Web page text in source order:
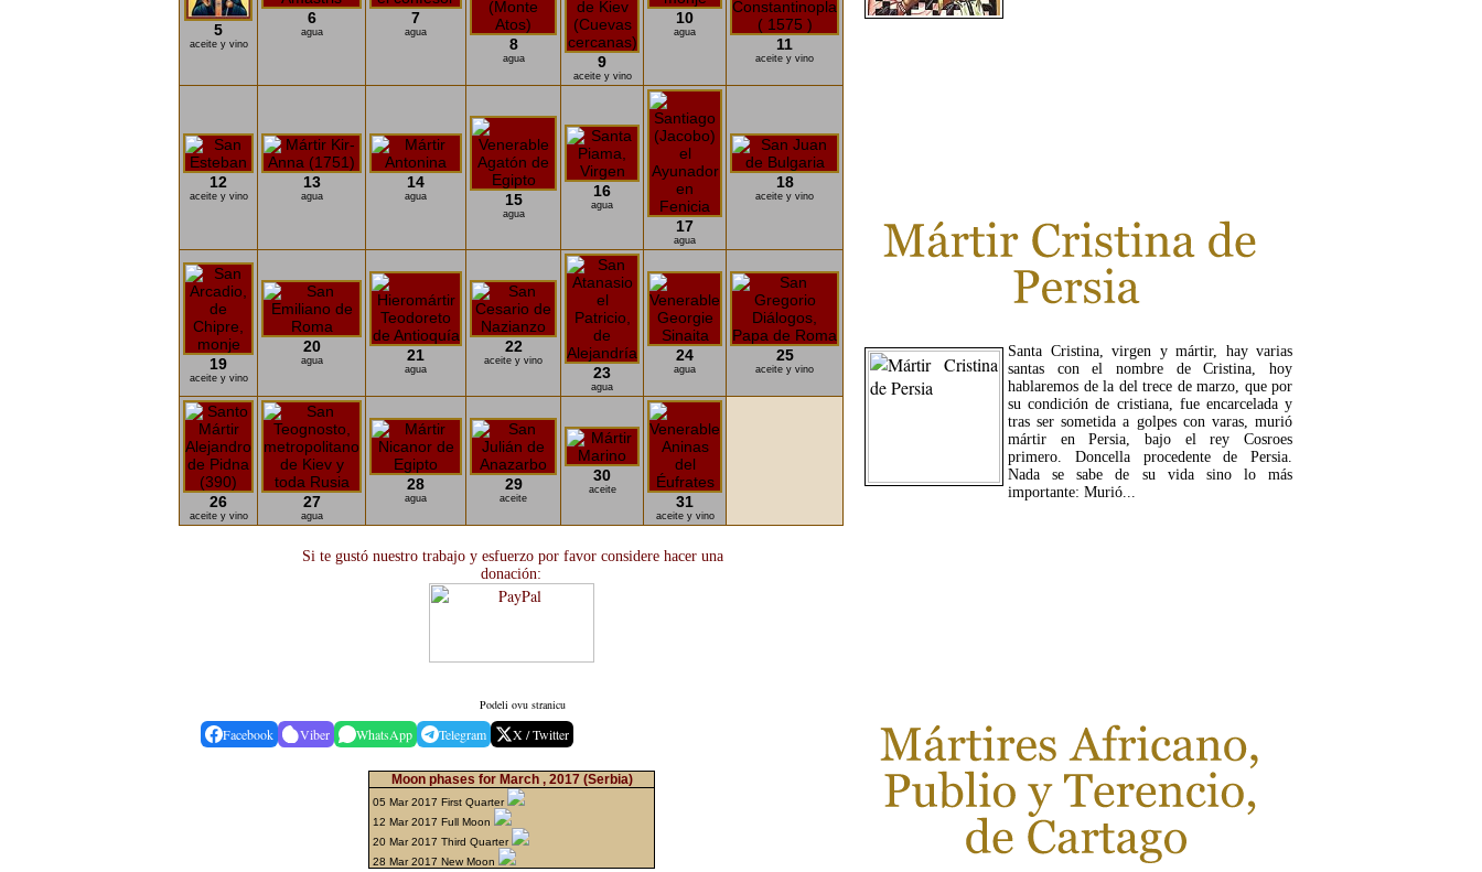
Santa Cristina, virgen y mártir, hay varias
santas con el nombre de Cristina, hoy
hablaremos de la del trece de marzo, que por
su condición de cristiana, fue encarcelada y
tras ser sometida a golpes con varas, murió
mártir en Persia, bajo el rey Cosroes
primero. Doncella procedente de Persia.
Nada se sabe de su vida sino lo más
importante: Murió...
5
aceite y vino
6
agua
7
agua
8
agua 9
aceite y vino
10
agua
11
aceite y vino
12
aceite y vino
13
agua
14
agua 15
agua
16
agua
17
agua
18
aceite y vino
19
aceite y vino
20
agua 21
agua
22
aceite y vino
23
agua
24
agua
25
aceite y vino
26
aceite y vino
27
agua
28
agua
29
aceite
30
aceite
31
aceite y vino
Si te gustó nuestro trabajo y esfuerzo por favor considere hacer una
donación:
Podeli ovu stranicu
Facebook Viber WhatsApp Telegram X / Twitter
Moon phases for March , 2017 (Serbia)
05 Mar 2017 First Quarter
12 Mar 2017 Full Moon
20 Mar 2017 Third Quarter
28 Mar 2017 New Moon